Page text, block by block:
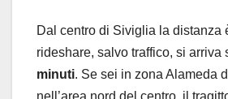
Dal centro di Siviglia la distanza
rideshare, salvo traffico, si arriva
minuti. Se sei in zona Alameda
nell’area nord del centro, il